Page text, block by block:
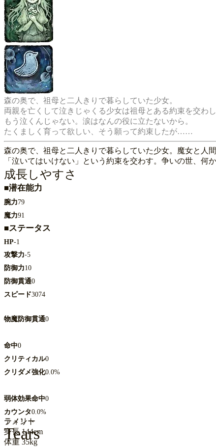
森の奥で、祖母と二人きりで暮らしていた少女。
両親を亡くして泣きじゃくる少女は祖母とある約束を交わ
もう泣くんじゃない。涙はなんの役に立たないから。
森の奥で、祖母と二人きりで暮らしていた少女。魔女と人
「泣いてはいけない」という約束を交わす。争いの世、
成長しやすさ
■潜在能力
腕力79
魔力91
■ステータス
HP-1
攻撃力-5
防御力10
防御貫通0
スピード3074
物魔防御貫通0
命中0
クリティカル0
クリダメ強化0.0%
弱体効果命中0
カウンタ0.0%
ティリー
身長 144cm
体重 35kg
ラメント
Tears